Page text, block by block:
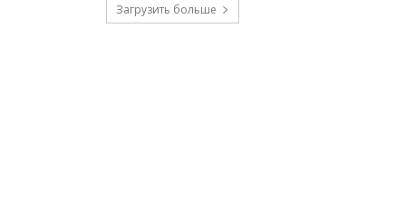
Загрузить больше